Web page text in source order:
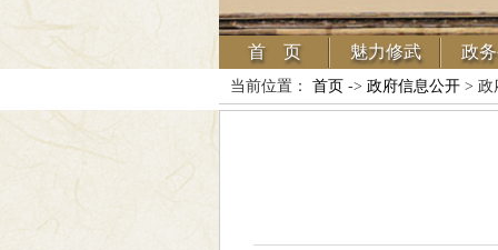
首 页 魅力修武 政
当前位置： 首页 -> 政府信息公开> 政